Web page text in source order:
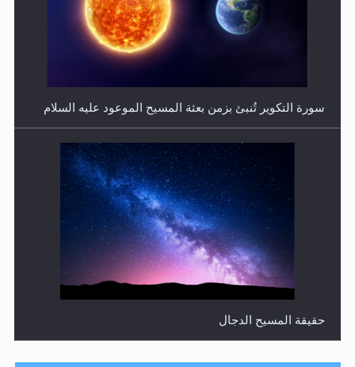
فتوى أمير المؤمنين الميرزا مسرور أحمد أيده الله في أطفال
سورة التكوير تُنبئ بزمن بعثة المسيح الموعود عليه السلام
حقيقة المسيح الدجال